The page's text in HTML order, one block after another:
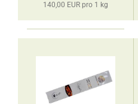
140,00 EUR pro 1 kg